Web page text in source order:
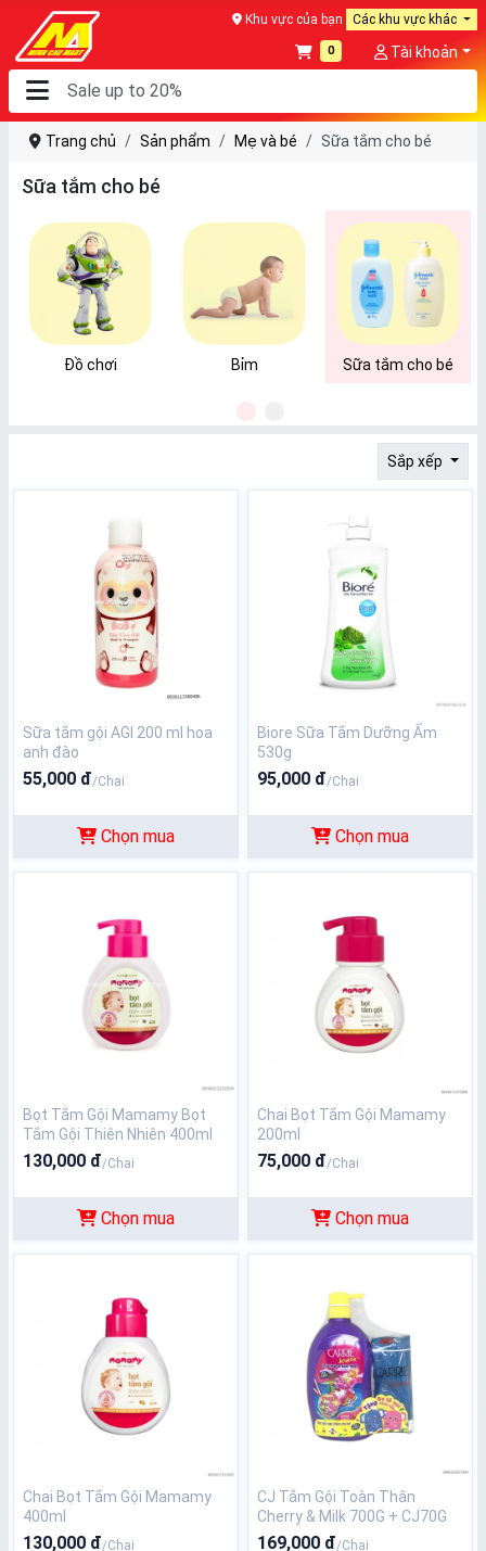
Khu vực của bạn Các khu vực khác
0 Tài khoản
Trang chủ Sản phẩm Mẹ và bé Sữa tắm cho bé
Sữa tắm cho bé
Đồ chơi Bỉm Sữa tắm cho bé
Sắp xếp
Sữa tắm gội AGI 200 ml hoa
anh đào
55,000 đ/Chai
Chọn mua
Biore Sữa Tắm Dưỡng Ẩm
530g
95,000 đ/Chai
Chọn mua
Bọt Tắm Gội Mamamy Bọt
Tắm Gội Thiên Nhiên 400ml
130,000 đ/Chai
Chọn mua
Chai Bọt Tắm Gội Mamamy
200ml
75,000 đ/Chai
Chọn mua
Chai Bọt Tắm Gội Mamamy
400ml
130,000 đ/Chai
CJ Tắm Gội Toàn Thân
Cherry & Milk 700G + CJ70G
169,000 đ/Chai